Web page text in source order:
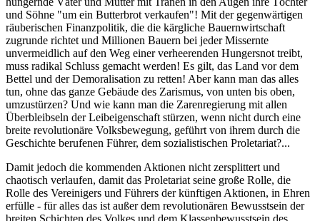
und Söhne "um ein Butterbrot verkaufen"! Mit der gegenwärtigen
räuberischen Finanzpolitik, die die kärgliche Bauernwirtschaft
zugrunde richtet und Millionen Bauern bei jeder Missernte
unvermeidlich auf den Weg einer verheerenden Hungersnot treibt,
muss radikal Schluss gemacht werden! Es gilt, das Land vor dem
Bettel und der Demoralisation zu retten! Aber kann man das alles
tun, ohne das ganze Gebäude des Zarismus, von unten bis oben,
umzustürzen? Und wie kann man die Zarenregierung mit allen
Überbleibseln der Leibeigenschaft stürzen, wenn nicht durch eine
breite revolutionäre Volksbewegung, geführt von ihrem durch die
Geschichte berufenen Führer, dem sozialistischen Proletariat?...
Damit jedoch die kommenden Aktionen nicht zersplittert und
chaotisch verlaufen, damit das Proletariat seine große Rolle, die
Rolle des Vereinigers und Führers der künftigen Aktionen, in Ehren
erfülle - für alles das ist außer dem revolutionären Bewusstsein der
breiten Schichten des Volkes und dem Klassenbewusstsein des